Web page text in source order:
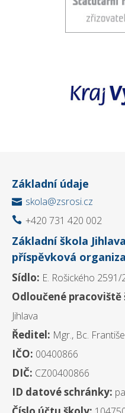
Základní údaje
 skola@zsrosi.cz
 +420 731 420 002
Základní škola
příspěvková
Sídlo: E. Rošického 2591/
Odloučené pracoviště
Jihlava
Ředitel: Mgr., Bc.
IČO: 00400866
DIČ: CZ00400866
ID datové schránky: